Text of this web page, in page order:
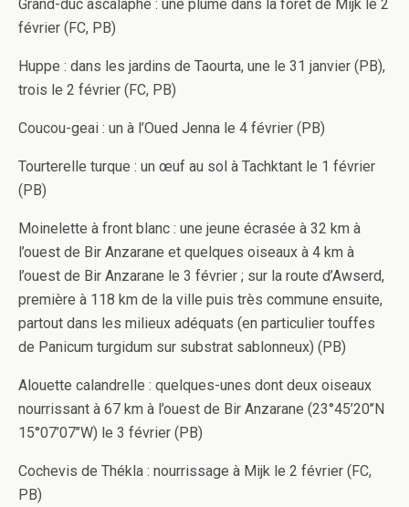
Grand-duc ascalaphe : une plume dans la forêt de Mijk le 2
février (FC, PB)
Huppe : dans les jardins de Taourta, une le 31 janvier (PB),
trois le 2 février (FC, PB)
Coucou-geai : un à l’Oued Jenna le 4 février (PB)
Tourterelle turque : un œuf au sol à Tachktant le 1 février
(PB)
Moinelette à front blanc : une jeune écrasée à 32 km à
l’ouest de Bir Anzarane et quelques oiseaux à 4 km à
l’ouest de Bir Anzarane le 3 février ; sur la route d’Awserd,
première à 118 km de la ville puis très commune ensuite,
partout dans les milieux adéquats (en particulier touffes
de Panicum turgidum sur substrat sablonneux) (PB)
Alouette calandrelle : quelques-unes dont deux oiseaux
nourrissant à 67 km à l’ouest de Bir Anzarane (23°45’20’’N
15°07’07’’W) le 3 février (PB)
Cochevis de Thékla : nourrissage à Mijk le 2 février (FC,
PB)